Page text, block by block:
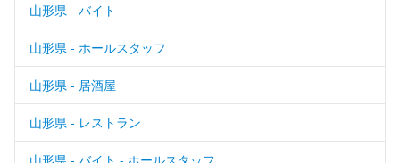
利用規約
企業情報
山形県 - バイト
山形県 - ホールスタッフ
山形県 - 居酒屋
山形県 - レストラン
山形県 - バイト - ホールスタッフ